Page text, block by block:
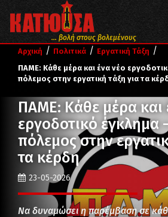
... βολή στους βολεμένους
Αρχική / Πολιτικά / Εργατική Τάξη /
ΠΑΜΕ: Κάθε μέρα και ένα νέο
πόλεμος στην εργατική τάξη για τα
ΠΑΜΕ: Κάθε μέρα και
εργοδοτικό έγκλημα
πόλεμος στην
τα κέρδη
23-05-2026
Να δυναμώσει η παρέμβαση σε